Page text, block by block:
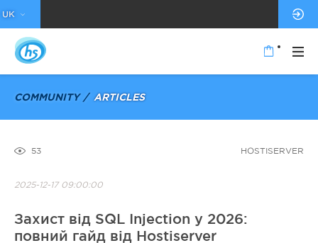
UK
COMMUNITY ARTICLES
53 HOSTISERVER
2025-12-17 09:00:00
Захист від SQL Injection у 2026:
повний гайд від Hostiserver